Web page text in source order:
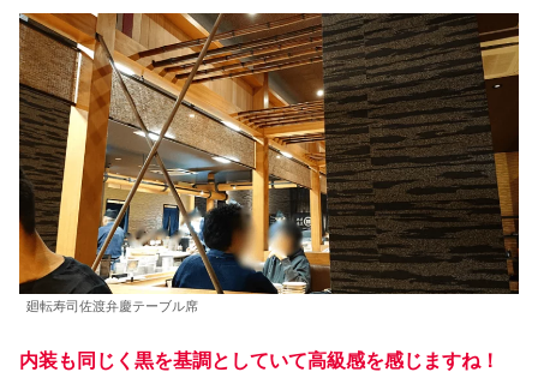
廻転寿司佐渡弁慶テーブル席
内装も同じく黒を基調としていて高級感を感じますね！